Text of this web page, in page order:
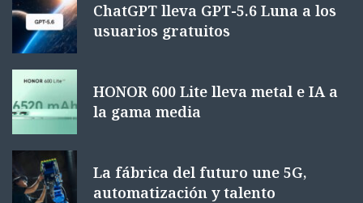
ChatGPT lleva GPT-5.6 Luna a los
usuarios gratuitos
HONOR 600 Lite lleva metal e IA a
la gama media
La fábrica del futuro une 5G,
automatización y talento